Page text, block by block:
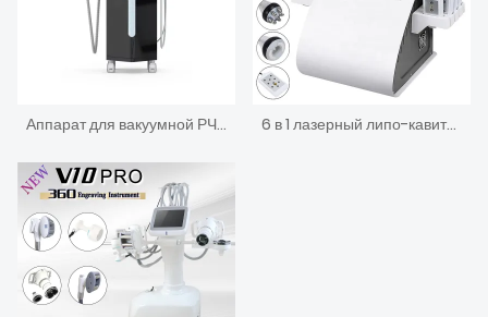
Аппарат для вакуумной РЧ-терапии целлюлита внутренней поверхности бедер 6 в 1 лазерный липо-кавитационный аппарат для похудения